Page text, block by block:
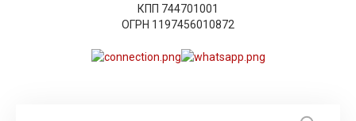
КПП 744701001
ОГРН 1197456010872